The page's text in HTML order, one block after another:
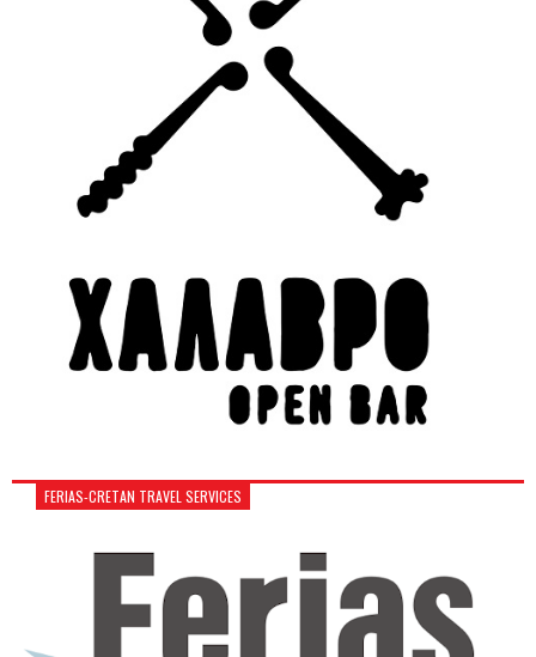
FERIAS-CRETAN TRAVEL SERVICES